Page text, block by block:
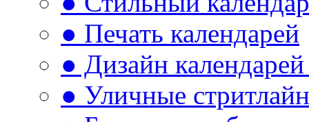
● Печать календарей
● Дизайн
● Уличные